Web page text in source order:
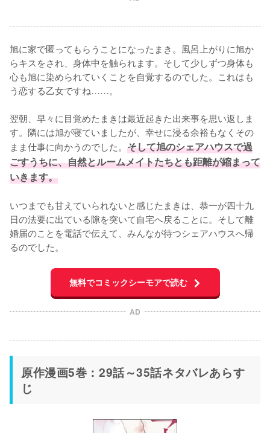
旭に家で匿ってもらうことになったまき。風呂上がりに旭か
らキスをされ、身体中を触られます。そして少しずつ身体も
心も旭に染められていくことを自覚するのでした。これはも
う恋する乙女ですね……。
翌朝、早々に目覚めたまきは最近起きた出来事を思い返しま
す。隣には旭が寝ていましたが、幸せに浸る余裕もなくその
まま仕事に向かうのでした。 そして旭のシェアハウスで過
ごすうちに、自然とルームメイトたちとも距離が縮まって
いきます。
いつまでも甘えていられないと感じたまきは、恭一が四十九
日の法要に出ている隙を突いて自宅へ戻ることに。そして離
婚届のことを電話で伝えて、みんなが待つシェアハウスへ帰
るのでした。
無料でコミックシーモアで読む
AD
原作漫画5巻：29話～35話ネタバレあらす
じ